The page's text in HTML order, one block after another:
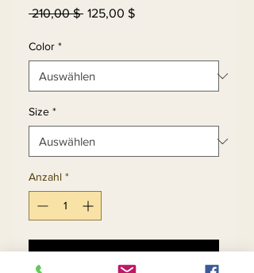
210,00 $ Standardpreis
125,00 $Sale-
Color *
Size *
Anzahl *
In den Warenkorb